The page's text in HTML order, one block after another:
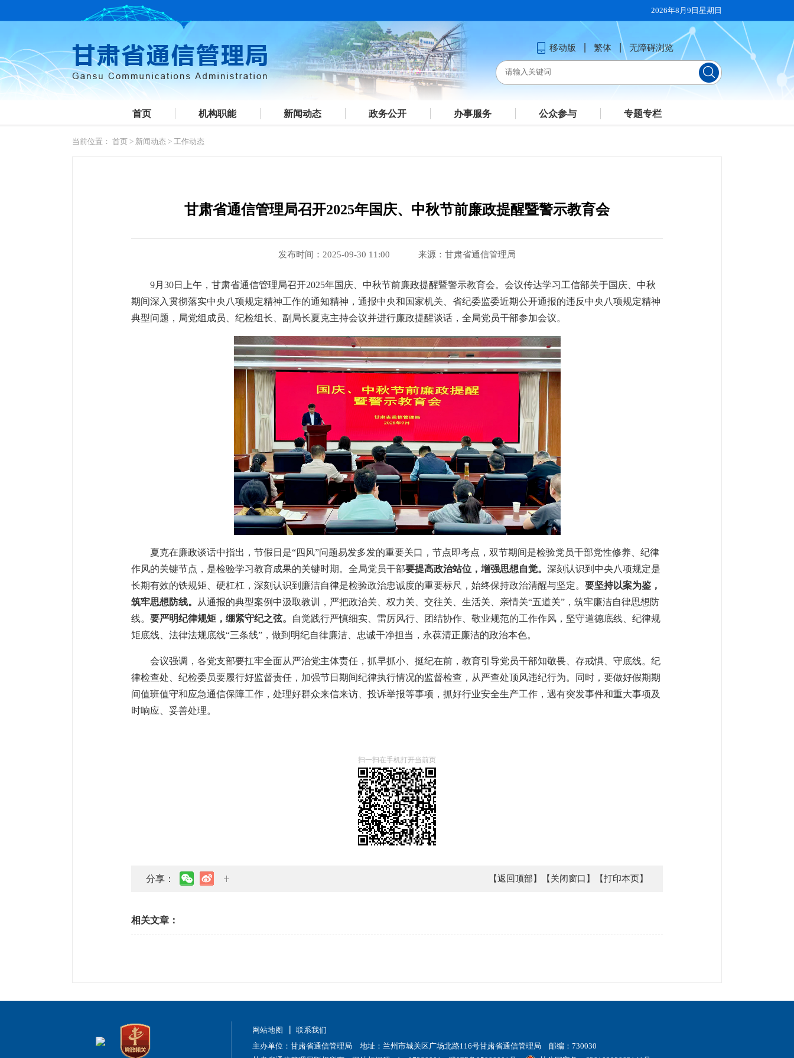
2026年8月9日星期日
移动版 繁体 无障碍浏览
首页 机构职能 新闻动态 政务公开 办事服务 公众参与 专题专栏
当前位置： 首页 > 新闻动态 > 工作动态
甘肃省通信管理局召开2025年国庆、中秋节前廉政提醒暨警示教育会
发布时间：2025-09-30 11:00 来源：甘肃省通信管理局
9月30日上午，甘肃省通信管理局召开2025年国庆、中秋节前廉政提醒暨警示教育会。会议传达学习工信部关于国庆、中秋
期间深入贯彻落实中央八项规定精神工作的通知精神，通报中央和国家机关、省纪委监委近期公开通报的违反中央八项规定精神
典型问题，局党组成员、纪检组长、副局长夏克主持会议并进行廉政提醒谈话，全局党员干部参加会议。
夏克在廉政谈话中指出，节假日是“四风”问题易发多发的重要关口，节点即考点，双节期间是检验党员干部党性修养、纪律
作风的关键节点，是检验学习教育成果的关键时期。全局党员干部要提高政治站位，增强思想自觉。 深刻认识到中央八项规定是
长期有效的铁规矩、硬杠杠，深刻认识到廉洁自律是检验政治忠诚度的重要标尺，始终保持政治清醒与坚定。 要坚持以案为鉴，
筑牢思想防线。
从通报的典型案例中汲取教训，严把政治关、权力关、交往关、生活关、亲情关“五道关”，筑牢廉洁自律思想防
线。 要严明纪律规矩，绷紧守纪之弦。
自觉践行严慎细实、雷厉风行、团结协作、敬业规范的工作作风，坚守道德底线、纪律规
矩底线、法律法规底线“三条线”，做到明纪自律廉洁、忠诚干净担当，永葆清正廉洁的政治本色。
会议强调，各党支部要扛牢全面从严治党主体责任，抓早抓小、挺纪在前，教育引导党员干部知敬畏、存戒惧、守底线。纪
律检查处、纪检委员要履行好监督责任，加强节日期间纪律执行情况的监督检查，从严查处顶风违纪行为。同时，要做好假期期
间值班值守和应急通信保障工作，处理好群众来信来访、投诉举报等事项，抓好行业安全生产工作，遇有突发事件和重大事项及
时响应、妥善处理。
扫一扫在手机打开当前页
分享： 【返回顶部】 【关闭窗口】 【打印本页】
相关文章：
网站地图
联系我们
主办单位：甘肃省通信管理局 地址：兰州市城关区广场北路116号甘肃省通信管理局 邮编：730030